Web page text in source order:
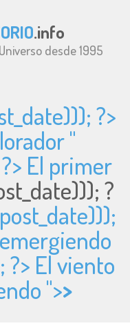
.info
desde 1995
?>
"
El primer
?
post_date)));
?> El viento
">>